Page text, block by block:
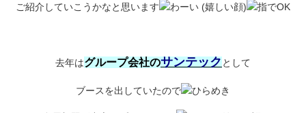
ご紹介していこうかなと思います
去年はグループ会社のサンテック として
ブースを出していたので